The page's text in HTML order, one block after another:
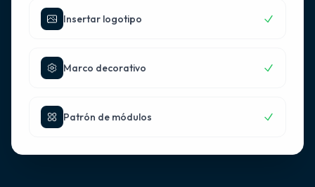
Insertar logotipo
Marco decorativo
Patrón de módulos